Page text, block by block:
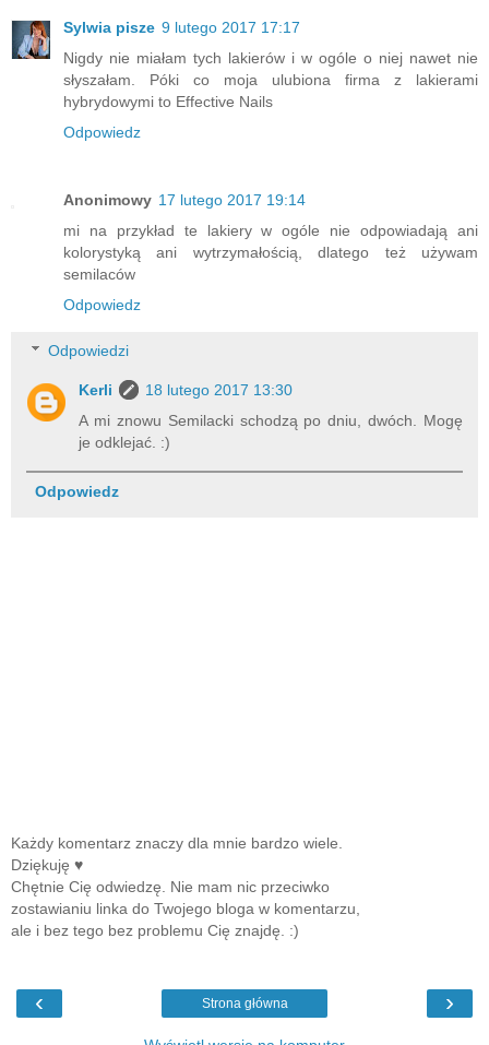
Sylwia pisze 9 lutego 2017 17:17
Nigdy nie miałam tych lakierów i w ogóle o niej nawet nie
słyszałam. Póki co moja ulubiona firma z lakierami
hybrydowymi to Effective Nails
Odpowiedz
Anonimowy 17 lutego 2017 19:14
mi na przykład te lakiery w ogóle nie odpowiadają ani
kolorystyką ani wytrzymałością, dlatego też używam
semilaców
Odpowiedz
Odpowiedzi
Kerli
18 lutego 2017 13:30
A mi znowu Semilacki schodzą po dniu, dwóch. Mogę
je odklejać. :)
Odpowiedz
Każdy komentarz znaczy dla mnie bardzo wiele.
Dziękuję ♥
Chętnie Cię odwiedzę. Nie mam nic przeciwko
zostawianiu linka do Twojego bloga w komentarzu,
ale i bez tego bez problemu Cię znajdę. :)
‹ ›
Strona główna